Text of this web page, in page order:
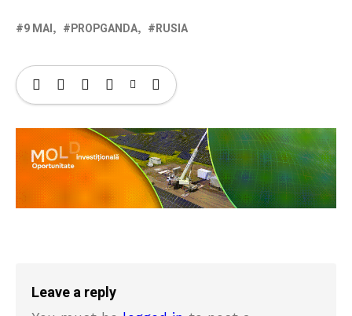
9 MAI PROPGANDA RUSIA
Leave a reply